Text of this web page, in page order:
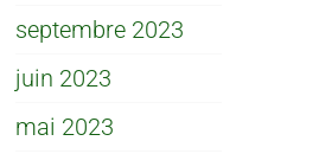
septembre 2023
juin 2023
mai 2023